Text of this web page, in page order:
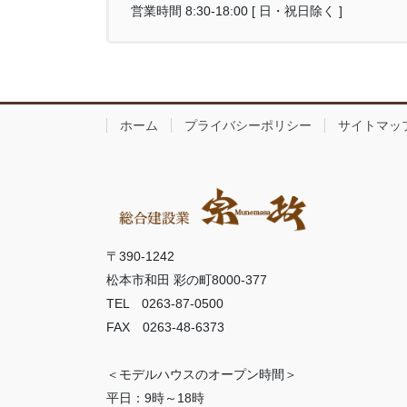
営業時間 8:30-18:00 [ 日・祝日除く ]
ホーム プライバシーポリシー サイトマッ
〒390-1242
松本市和田 彩の町8000-377
TEL 0263-87-0500
FAX 0263-48-6373
＜モデルハウスのオープン時間＞
平日：9時～18時